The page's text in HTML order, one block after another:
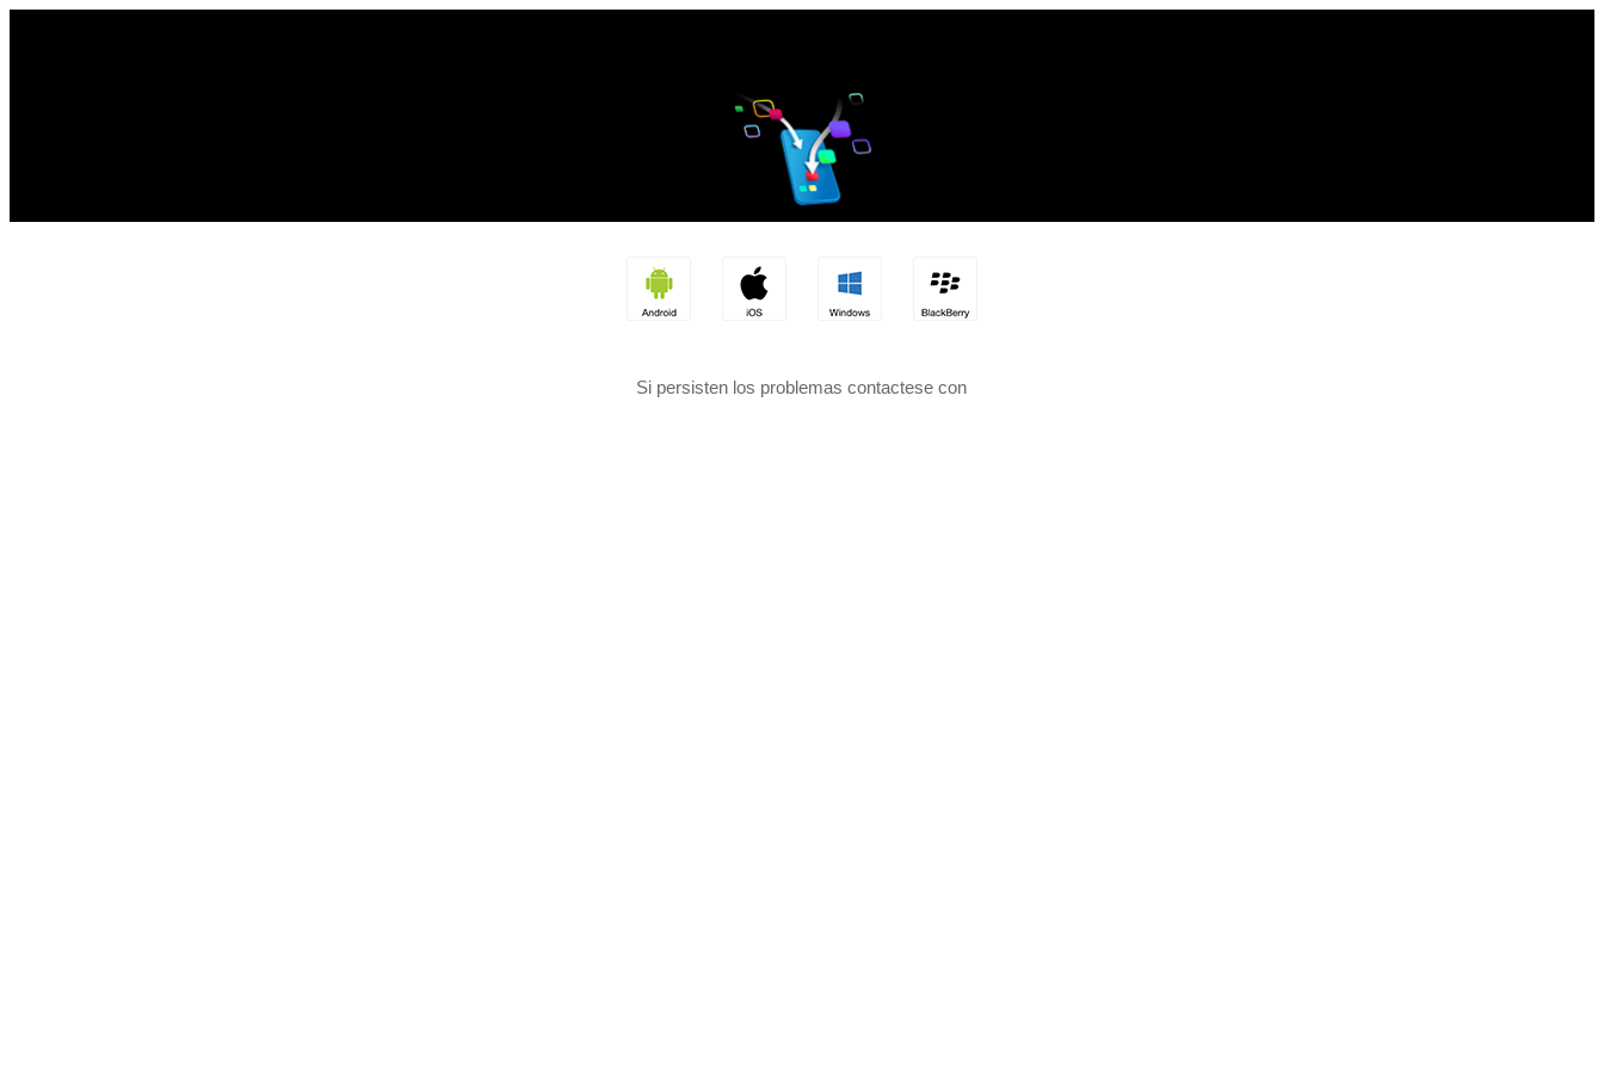
Si persisten los problemas contactese con